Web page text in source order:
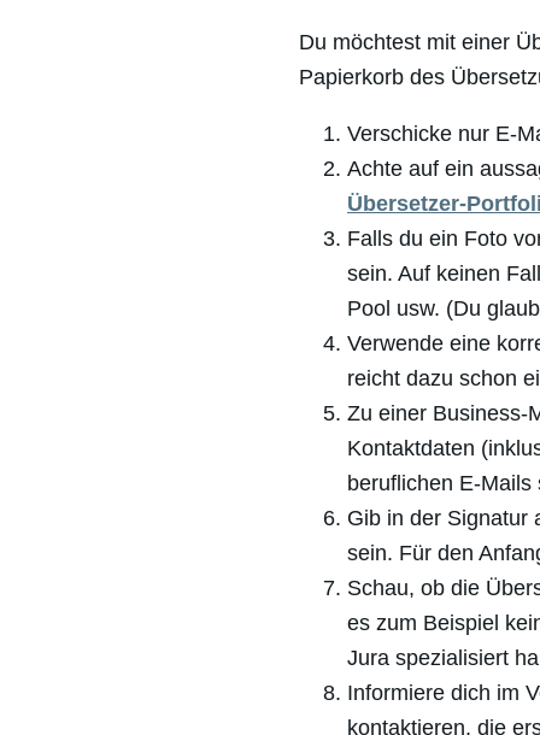
Du möchtest mit einer
Papierkorb des
Verschicke nur E-
Achte auf ein
Übersetzer-
Falls du ein Foto
sein. Auf keinen
Pool usw. (Du
Verwende eine
reicht dazu schon
Zu einer Business-
Kontaktdaten
beruflichen E-
Gib in der Signatur
sein. Für den
Schau, ob die
es zum Beispiel
Jura spezialisiert
Informiere dich im
kontaktieren, die